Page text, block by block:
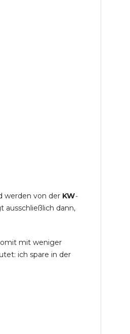
werden von der KW-
dann,
mit weniger
ich spare in der